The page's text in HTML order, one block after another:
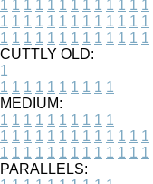
1 1 1 1 1 1 1 1 1 1 1 1 1
1 1 1 1 1 1 1 1 1 1 1 1 1
1 1 1 1 1 1 1 1 1 1 1 1 1
CUTTLY OLD:
1
1 1 1 1 1 1 1 1 1 1
MEDIUM:
1 1 1 1 1 1 1 1 1 1
1 1 1 1 1 1 1 1 1 1 1 1 1
1 1 1 1 1 1 1 1 1 1 1 1 1
PARALLELS: